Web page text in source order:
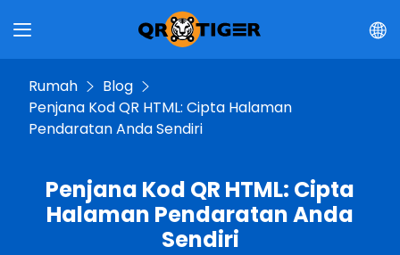
Rumah
Blog
Penjana Kod QR HTML: Cipta Halaman
Pendaratan Anda Sendiri
Penjana Kod QR HTML: Cipta
Halaman Pendaratan Anda
Sendiri